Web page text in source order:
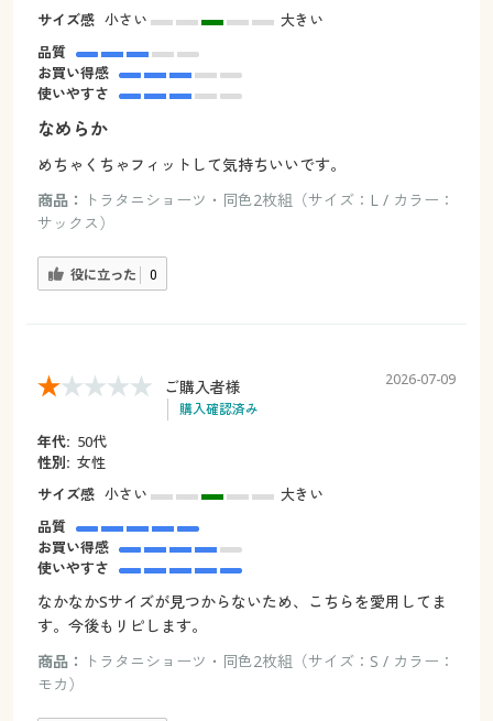
サイズ感 小さい
大きい
品質
お買い得感
使いやすさ
なめらか
めちゃくちゃフィットして気持ちいいです。
商品：
トラタニショーツ・同色2枚組（サイズ：L / カラー：
サックス）
役に立った 0
ご購入者様
購入確認済み
2026-07-09
年代: 50代
性別: 女性
サイズ感 小さい
大きい
品質
お買い得感
使いやすさ
なかなかSサイズが見つからないため、こちらを愛用してま
す。今後もリピします。
商品：
トラタニショーツ・同色2枚組（サイズ：S / カラー：
モカ）